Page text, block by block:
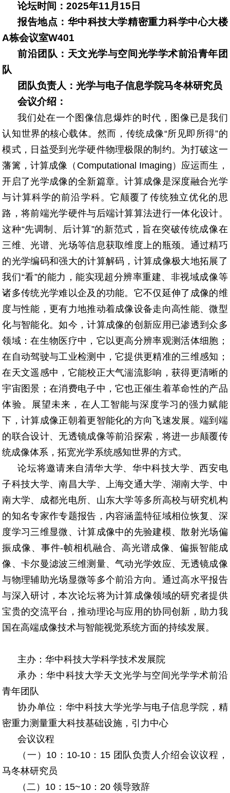
论坛时间：2025年11月15日
报告地点：华中科技大学精密重力科学中心大楼
A栋会议室W401
前沿团队：天文光学与空间光学学术前沿青年团
队
团队负责人：光学与电子信息学院马冬林研究员
会议介绍：
我们处在一个图像信息爆炸的时代，图像已是我们
认知世界的核心载体。然而，传统成像“所见即所得”的
模式，日益受到光学硬件物理极限的制约。为打破这一
藩篱，计算成像（Computational Imaging）应运而生，
开启了光学成像的全新篇章。计算成像是深度融合光学
与计算科学的前沿学科。它颠覆了传统独立优化的思
路，将前端光学硬件与后端计算算法进行一体化设计。
这种“先调制、后计算”的新范式，旨在突破传统成像在
三维、光谱、光场等信息获取维度上的瓶颈。通过精巧
的光学编码和强大的计算解码，计算成像极大地拓展了
我们“看”的能力，能实现超分辨率重建、非视域成像等
诸多传统光学难以企及的功能。它不仅延伸了成像的维
度与性能，更有力地推动着成像设备走向高性能、微型
化与智能化。如今，计算成像的创新应用已渗透到众多
领域：在生物医疗中，它以更高分辨率观测活体细胞；
在自动驾驶与工业检测中，它提供更精准的三维感知；
在天文遥感中，它能校正大气湍流影响，获得更清晰的
宇宙图景；在消费电子中，它也正催生着革命性的产品
体验。展望未来，在人工智能与深度学习的强力赋能
下，计算成像正朝着更智能化的方向飞速发展。端到端
的联合设计、无透镜成像等前沿探索，将进一步颠覆传
统成像体系，拓宽光学系统感知世界的方式。
论坛将邀请来自清华大学、华中科技大学、西安电
子科技大学、南昌大学、上海交通大学、湖南大学、中
南大学、成都光电所、山东大学等多所高校与研究机构
的知名专家作专题报告，内容涵盖特征域相位恢复、深
度学习三维显微、计算成像中的先验建模、散射光场偏
振成像、事件-帧相机融合、高光谱成像、偏振智能成
像、卡尔曼滤波三维测量、气动光学效应、无透镜成像
与物理辅助光场显微等多个前沿方向。通过高水平报告
与深入研讨，本次论坛将为计算成像领域的研究者提供
宝贵的交流平台，推动理论与应用的协同创新，助力我
国在高端成像技术与智能视觉系统方面的持续发展。
主办：华中科技大学科学技术发展院
承办：华中科技大学天文光学与空间光学学术前沿
青年团队
协办单位：华中科技大学光学与电子信息学院，精
密重力测量重大科技基础设施，引力中心
会议议程
（一）10：10-10：15 团队负责人介绍会议议程，
马冬林研究员
（二）10：15~10：20 领导致辞